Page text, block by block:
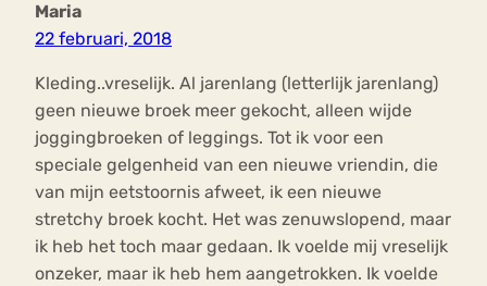
Maria
22 februari, 2018
Kleding..vreselijk. Al jarenlang (letterlijk jarenlang)
geen nieuwe broek meer gekocht, alleen wijde
joggingbroeken of leggings. Tot ik voor een
speciale gelgenheid van een nieuwe vriendin, die
van mijn eetstoornis afweet, ik een nieuwe
stretchy broek kocht. Het was zenuwslopend, maar
ik heb het toch maar gedaan. Ik voelde mij vreselijk
onzeker, maar ik heb hem aangetrokken. Ik voelde